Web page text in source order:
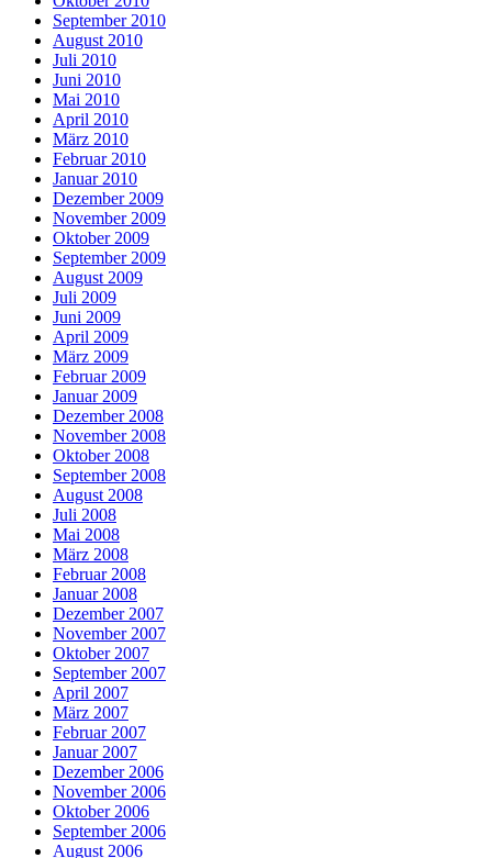
September 2010
August 2010
Juli 2010
Juni 2010
Mai 2010
April 2010
März 2010
Februar 2010
Januar 2010
Dezember 2009
November 2009
Oktober 2009
September 2009
August 2009
Juli 2009
Juni 2009
April 2009
März 2009
Februar 2009
Januar 2009
Dezember 2008
November 2008
Oktober 2008
September 2008
August 2008
Juli 2008
Mai 2008
März 2008
Februar 2008
Januar 2008
Dezember 2007
November 2007
Oktober 2007
September 2007
April 2007
März 2007
Februar 2007
Januar 2007
Dezember 2006
November 2006
Oktober 2006
September 2006
August 2006